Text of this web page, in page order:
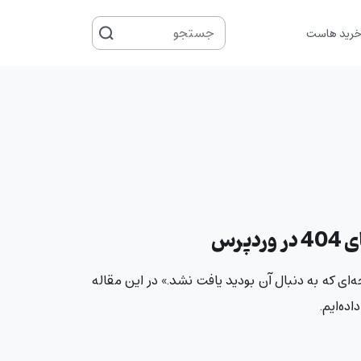
خرید هاست
جستجو
برای
که به دنبال آن بودید یافت نشد.» در این مقاله